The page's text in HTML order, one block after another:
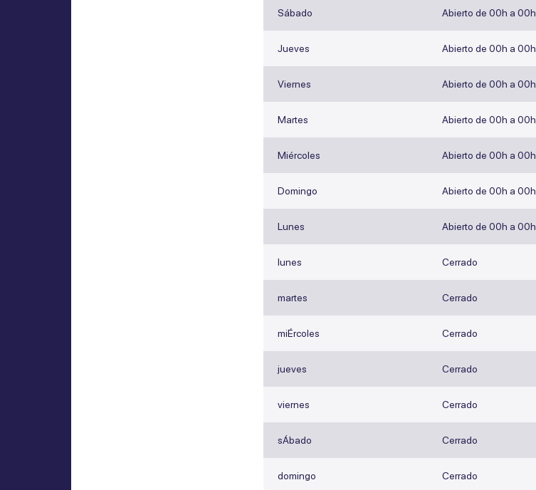
Sábado Abierto de 00h a 00h
Jueves Abierto de 00h a 00h
Viernes Abierto de 00h a 00h
Martes Abierto de 00h a 00h
Miércoles Abierto de 00h a 00h
Domingo Abierto de 00h a 00h
Lunes Abierto de 00h a 00h
lunes Cerrado
martes Cerrado
miÉrcoles Cerrado
jueves Cerrado
viernes Cerrado
sÁbado Cerrado
domingo Cerrado